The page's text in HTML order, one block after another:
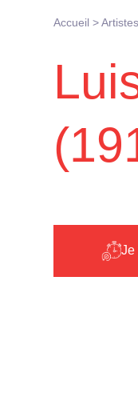
Accueil >Artistes
Je